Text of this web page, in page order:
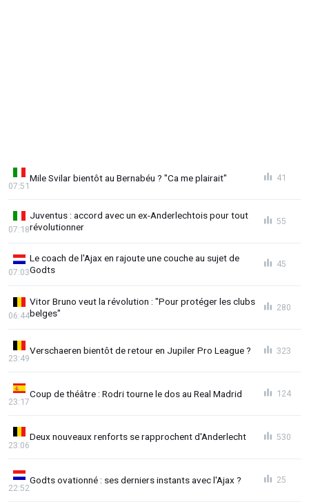
Mile Svilar bientôt au Bernabéu ? "Ca me plairait"
07:51
41
Juventus : accord avec un ex-Anderlechtois pour tout
révolutionner
07:18
55
Le coach de l'Ajax en rajoute une couche au sujet de
Godts
07:03
45
Vitor Bruno veut la révolution : "Pour protéger les clubs
belges"
06:44
280
Verschaeren bientôt de retour en Jupiler Pro League ?
23:49
323
Coup de théâtre : Rodri tourne le dos au Real Madrid
23:17
124
Deux nouveaux renforts se rapprochent d'Anderlecht
23:06
530
Godts ovationné : ses derniers instants avec l'Ajax ?
22:52
25